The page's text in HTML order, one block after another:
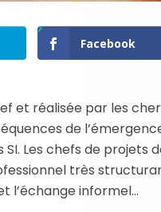
Facebook
et réalisée par les
de
Les chefs de projets
très
l’échange informel…